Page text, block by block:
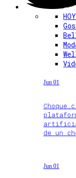
HOY
Jun 01
de un
Jun 01